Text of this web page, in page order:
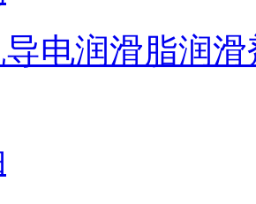
电润滑脂润滑